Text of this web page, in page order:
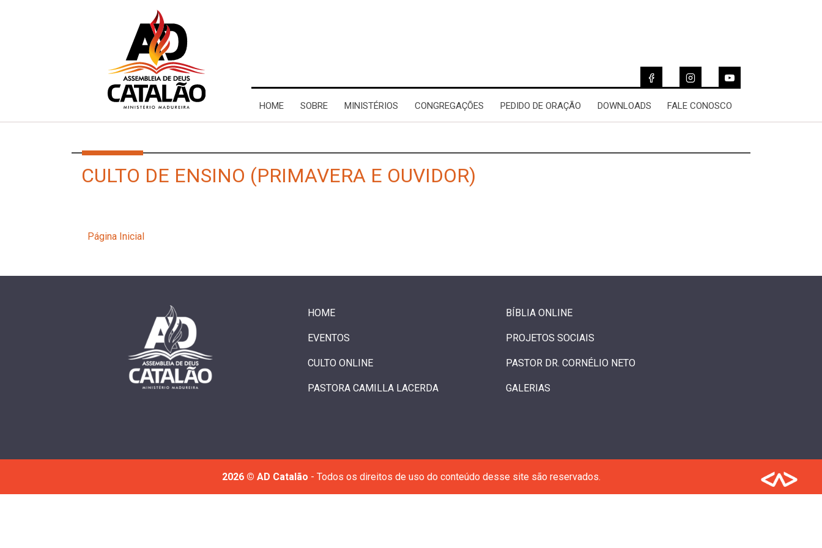
HOME SOBRE MINISTÉRIOS CONGREGAÇÕES PEDIDO DE ORAÇÃO DOWNLOADS FALE CONOSCO
CULTO DE ENSINO (PRIMAVERA E OUVIDOR)
Página Inicial
HOME BÍBLIA ONLINE
EVENTOS PROJETOS SOCIAIS
CULTO ONLINE PASTOR DR. CORNÉLIO NETO
PASTORA CAMILLA LACERDA GALERIAS
2026 © AD Catalão - Todos os direitos de uso do conteúdo desse site são reservados.